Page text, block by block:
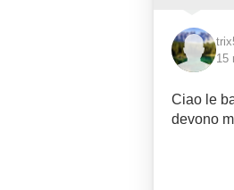
15
Ciao le
devono